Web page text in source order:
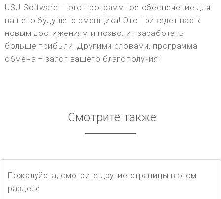
USU Software — это программное обеспечение для
вашего будущего сменщика! Это приведет вас к
новым достижениям и позволит заработать
больше прибыли. Другими словами, программа
обмена – залог вашего благополучия!
Смотрите также
Пожалуйста, смотрите другие страницы в этом
разделе